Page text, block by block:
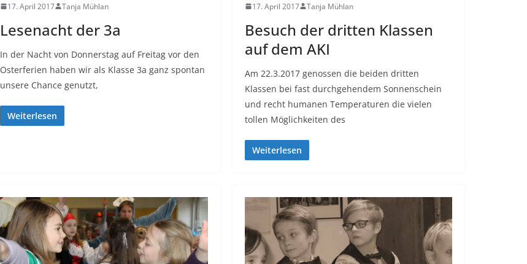
17. April 2017 Tanja Mühlan
Lesenacht der 3a
In der Nacht von Donnerstag auf Freitag vor den
Osterferien haben wir als Klasse 3a ganz spontan
unsere Chance genutzt,
Weiterlesen
17. April 2017 Tanja Mühlan
Besuch der dritten Klassen
auf dem AKI
Am 22.3.2017 genossen die beiden dritten
Klassen bei fast durchgehendem Sonnenschein
und recht humanen Temperaturen die vielen
tollen Möglichkeiten des
Weiterlesen